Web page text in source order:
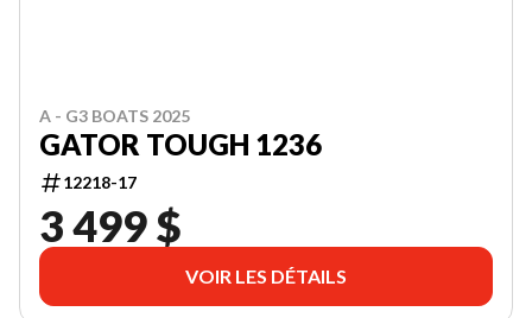
A - G3 BOATS 2025
GATOR TOUGH 1236
12218-17
3 499 $
VOIR LES DÉTAILS